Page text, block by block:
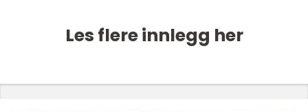
Les flere innlegg her